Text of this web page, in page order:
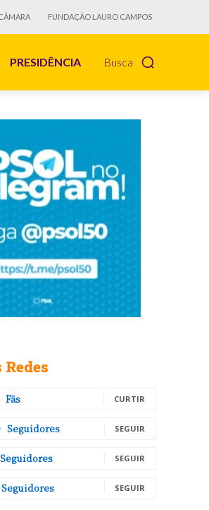
FUNDAÇÃO LAURO CAMPOS
Busca
PRESIDÊNCIA
Redes
Fãs CURTIR
Seguidores SEGUIR
Seguidores SEGUIR
Seguidores SEGUIR